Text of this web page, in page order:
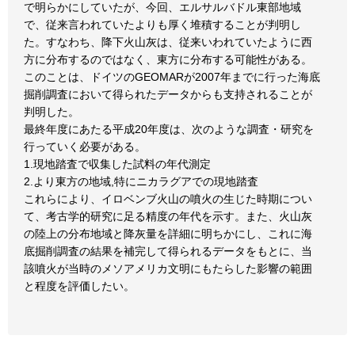
で明らかにしていたが、今回、エルサルバドル東部地域
で、従来言われていたよりも厚く堆積することが判明し
た。すなわち、降下火山灰は、従来いわれていたように西
方に分布するのではなく、東方に分布する可能性がある。
このことは、ドイツのGEOMARが2007年までに行った海底
掘削調査において得られたデータからも支持されることが
判明した。
最終年度にあたる平成20年度は、次のような調査・研究を
行っていく必要がある。
1.現地踏査で収集した試料の年代測定
2.より東方の地域,特にニカラグアでの現地踏査
これらにより、イロベンブ火山の噴火の生じた時期につい
て、考古学的研究に足る精度の年代を示す。また、火山灰
の陸上の分布地域と降灰量を詳細に明ちかにし、これに海
底掘削調査の結果を補完して得られるデータをもとに、当
該噴火が当時のメソアメリカ文明にもたらした影響の範囲
と程度を評価したい。